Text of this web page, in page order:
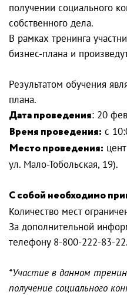
получении социального
собственного дела.
В рамках тренинга
бизнес-плана и
Результатом обучения
плана.
Дата проведения: 20
Время проведения: с
Место проведения:
ул. Мало-Тобольская, 19).
С собой необходимо
Количество мест
За дополнительной
телефону 8-800-222-83-22.
*Участие в данном
получение социального